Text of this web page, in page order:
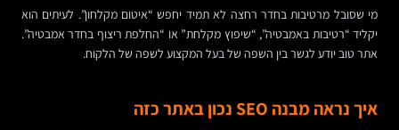
מי שסובל מרטיבות בחדר רחצה לא תמיד יחפש “איטום מקלחון”. לעיתים הוא
יקליד “רטיבות באמבטיה”, “שיפוץ מקלחת” או “החלפת ריצוף בחדר אמבטיה”.
אתר טוב יודע לגשר בין השפה של בעל המקצוע לשפה של הלקוח.
איך נראה מבנה SEO נכון באתר כזה